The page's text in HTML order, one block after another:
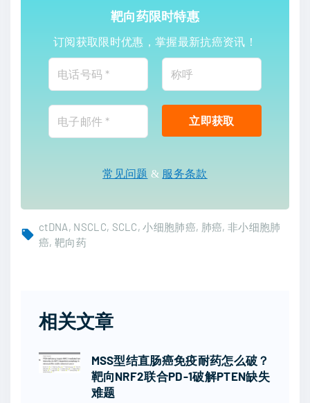
靶向药限时特惠
订阅获取限时优惠，掌握最新抗癌资讯！
常见问题 & 服务条款
ctDNA NSCLC SCLC 小细胞肺癌 肺癌 非小细胞肺
癌 靶向药
相关文章
MSS型结直肠癌免疫耐药怎么破？
靶向NRF2联合PD-1破解PTEN缺失
难题